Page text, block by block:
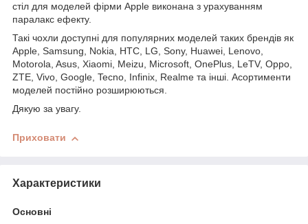
стіл для моделей фірми Apple виконана з урахуванням
паралакс ефекту.
Такі чохли доступні для популярних моделей таких брендів як
Apple, Samsung, Nokia, HTC, LG, Sony, Huawei, Lenovo,
Motorola, Asus, Xiaomi, Meizu, Microsoft, OnePlus, LeTV, Oppo,
ZTE, Vivo, Google, Tecno, Infinix, Realme та інші. Асортименти
моделей постійно розширюються.
Дякую за увагу.
Приховати
Характеристики
Основні